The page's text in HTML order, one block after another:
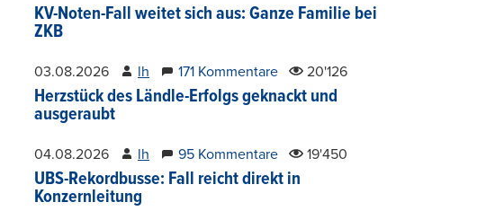
KV-Noten-Fall weitet sich aus: Ganze Familie bei
ZKB
03.08.2026 lh 171 Kommentare 20'126
Herzstück des Ländle-Erfolgs geknackt und
ausgeraubt
04.08.2026 lh 95 Kommentare 19'450
UBS-Rekordbusse: Fall reicht direkt in
Konzernleitung